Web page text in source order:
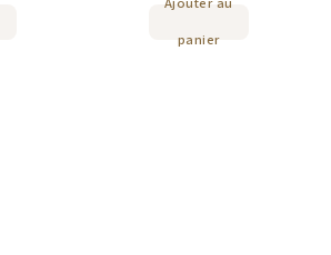
panier